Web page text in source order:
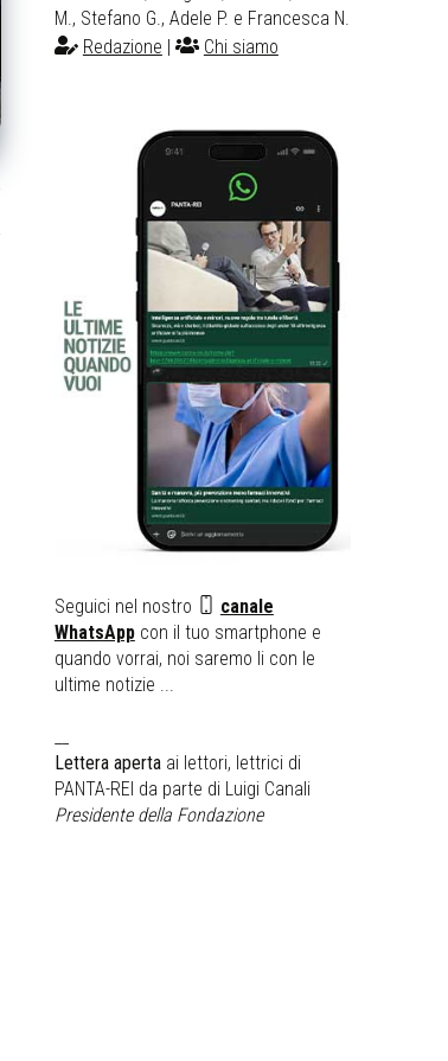
M., Stefano G., Adele P. e Francesca N.
Redazione
Chi siamo
Seguici nel nostro
canale
WhatsAppcon il tuo smartphone e
quando vorrai, noi saremo li con le
ultime notizie ...
Lettera apertaai lettori, lettrici di
PANTA-REI da parte di Luigi Canali
Presidente della Fondazione